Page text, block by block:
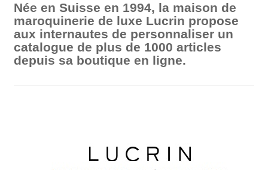
Née en Suisse en 1994, la maison de
maroquinerie de luxe Lucrin propose
aux internautes de personnaliser un
catalogue de plus de 1000 articles
depuis sa boutique en ligne.